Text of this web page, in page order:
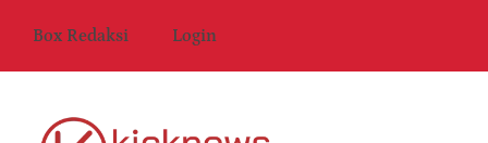
Box Redaksi Login